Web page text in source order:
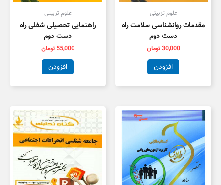
علوم تزبیتی
مقدمات روانشناسی سلامت راه
دست دوم
30,000تومان
افزودن
علوم تزبیتی
راهنمایی تحصیلی شغلی راه
دست دوم
55,000 تومان
افزودن